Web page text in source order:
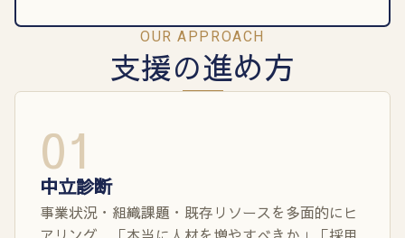
OUR APPROACH
支援の進め方
01
中立診断
事業状況・組織課題・既存リソースを多面的にヒ